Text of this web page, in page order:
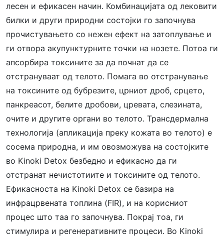
лесен и ефикасен начин. Комбинацијата од лековити
билки и други природни состојки го започнува
прочистувањето со нежен ефект на затоплување и
ги отвора акупунктурните точки на нозете. Потоа ги
апсорбира токсините за да почнат да се
отстрануваат од телото. Помага во отстранување
на токсините од бубрезите, црниот дроб, срцето,
панкреасот, белите дробови, цревата, слезината,
очите и другите органи во телото. Трансдермална
технологија (апликација преку кожата во телото) е
сосема природна, и им овозможува на состојките
во Kinoki Detox безбедно и ефикасно да ги
отстранат нечистотиите и токсините од телото.
Ефикасноста на Kinoki Detox се базира на
инфрацрвената топлина (FIR), и на корисниот
процес што таа го започнува. Покрај тоа, ги
стимулира и регенеративните процеси. Во Kinoki